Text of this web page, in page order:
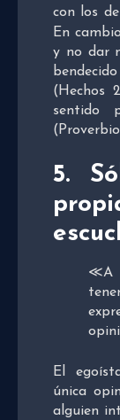
con los
En
y no dar
(Hechos
sentido
(
5.
≪A
El
única
alguien